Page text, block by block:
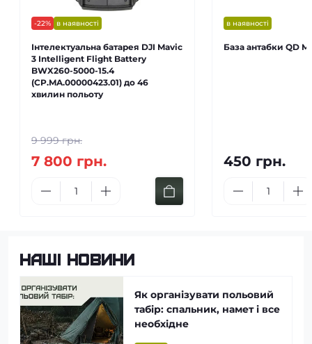
-22% в наявності
Інтелектуальна батарея DJI Mavic
3 Intelligent Flight Battery
BWX260-5000-15.4
(CP.MA.00000423.01) до 46
хвилин польоту
9 999 грн.
7 800 грн.
в наявності
База антабки QD
450 грн.
Наші новини
Як організувати польовий
табір: спальник, намет і все
необхідне